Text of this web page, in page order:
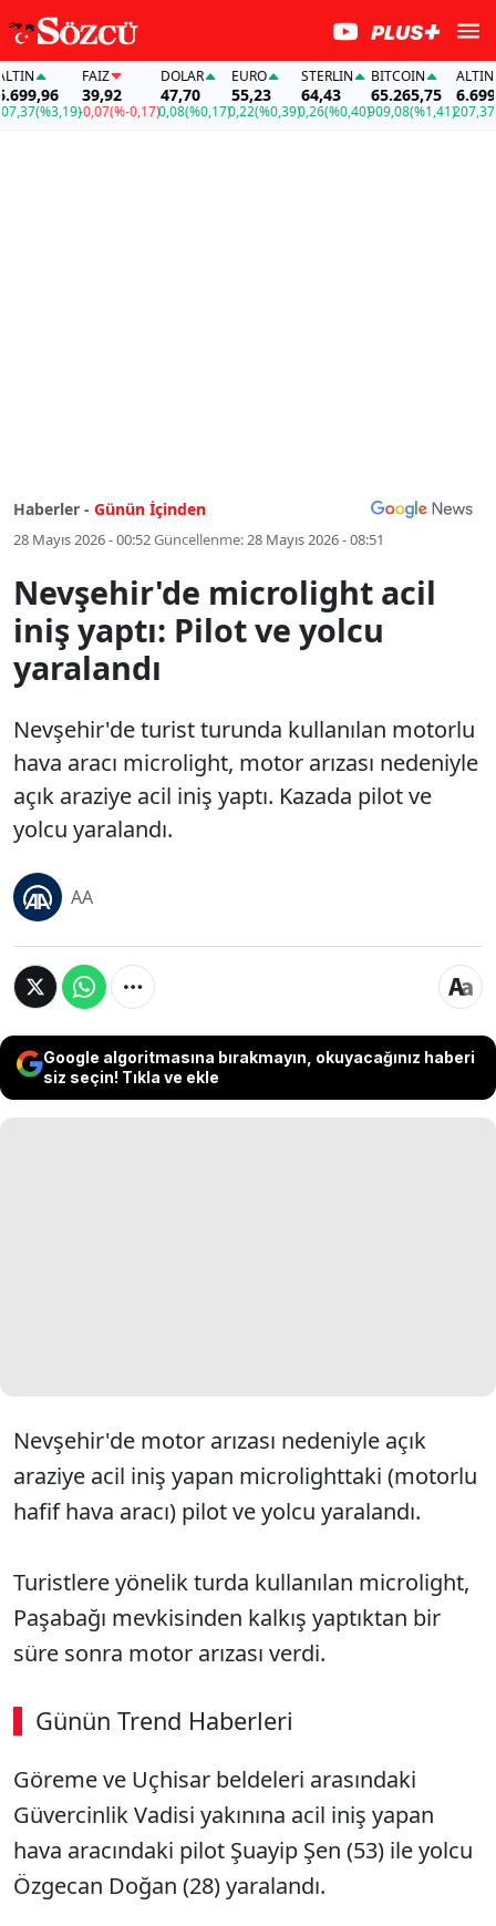
(%3,19)
FAİZ
39,92
-0,07(%-0,17)
DOLAR
47,70
0,08(%0,17)
EURO
55,23
0,22(%0,39)
STERLIN
64,43
0,26(%0,40)
BITCOIN
65.265,75
909,08(%1,41)
ALTIN
207,37
Haberler - Günün İçinden
28 Mayıs 2026 - 00:52Güncellenme:28 Mayıs 2026 - 08:51
Nevşehir'de microlight acil
iniş yaptı: Pilot ve yolcu
yaralandı
Nevşehir'de turist turunda kullanılan motorlu
hava aracı microlight, motor arızası nedeniyle
açık araziye acil iniş yaptı. Kazada pilot ve
yolcu yaralandı.
AA
Google algoritmasına bırakmayın, okuyacağınız haberi
siz seçin! Tıkla ve ekle
Nevşehir'de motor arızası nedeniyle açık
araziye acil iniş yapan microlighttaki (motorlu
hafif hava aracı) pilot ve yolcu yaralandı.
Turistlere yönelik turda kullanılan microlight,
Paşabağı mevkisinden kalkış yaptıktan bir
süre sonra motor arızası verdi.
Günün Trend Haberleri
Göreme ve Uçhisar beldeleri arasındaki
Güvercinlik Vadisi yakınına acil iniş yapan
hava aracındaki pilot Şuayip Şen (53) ile yolcu
Özgecan Doğan (28) yaralandı.